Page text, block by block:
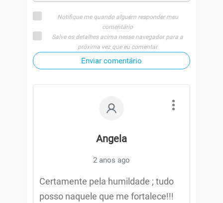
Notifique me quando alguém responder meu
comentário
Salve os detalhes acima nesse navegador para a
próxima vez que eu comentar
Enviar comentário
Angela
2 anos ago
Certamente pela humildade ; tudo
posso naquele que me fortalece!!!